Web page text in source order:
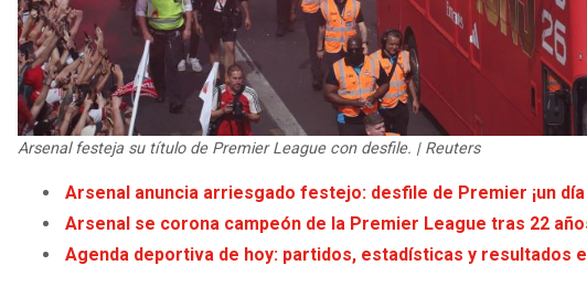
Arsenal festeja su título de Premier League con desfile. | Reuters
Arsenal anuncia arriesgado festejo: desfile de Premier ¡un
Arsenal se corona campeón de la Premier League tras 22
Agenda deportiva de hoy: partidos, estadísticas y resultados